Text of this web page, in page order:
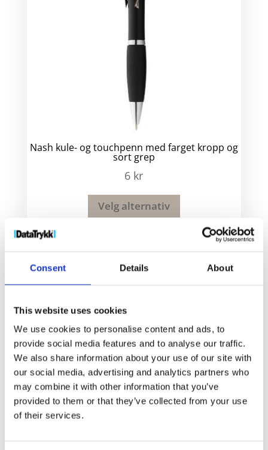
Consent Details About
This website uses cookies
We use cookies to personalise content and ads, to
provide social media features and to analyse our traffic.
We also share information about your use of our site with
our social media, advertising and analytics partners who
may combine it with other information that you’ve
provided to them or that they’ve collected from your use
of their services.
Nash kule- og touchpenn med farget kropp og
sort grep
6 kr
Velg alternativ